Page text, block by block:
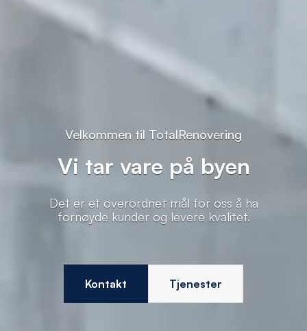
Velkommen til TotalRenovering
Vi tar vare på byen
Det er et overordnet mål for oss å ha
fornøyde kunder og levere kvalitet.
Kontakt Tjenester